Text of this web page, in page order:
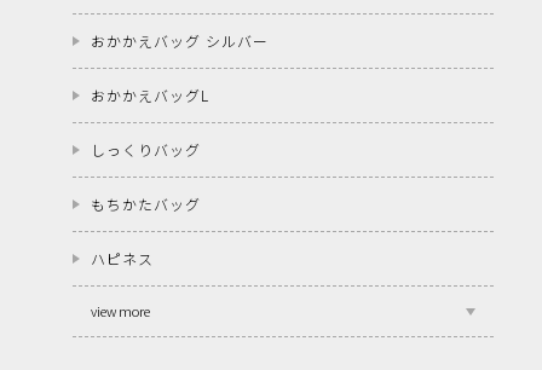
おかかえバッグ シルバー
おかかえバッグL
しっくりバッグ
もちかたバッグ
ハピネス
view more